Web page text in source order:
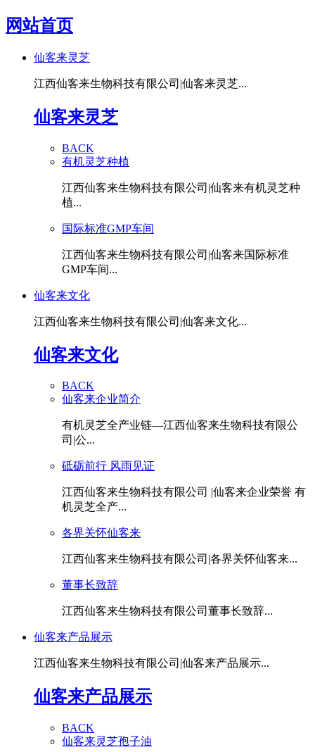
网站首页
仙客来灵芝
江西仙客来生物科技有限公司|仙客来灵芝...
仙客来灵芝
BACK
有机灵芝种植
江西仙客来生物科技有限公司|仙客来有机灵芝种
植...
国际标准GMP车间
江西仙客来生物科技有限公司|仙客来国际标准
GMP车间...
仙客来文化
江西仙客来生物科技有限公司|仙客来文化...
仙客来文化
BACK
仙客来企业简介
有机灵芝全产业链—江西仙客来生物科技有限公
司|公...
砥砺前行 风雨见证
江西仙客来生物科技有限公司 |仙客来企业荣誉 有
机灵芝全产...
各界关怀仙客来
江西仙客来生物科技有限公司|各界关怀仙客来...
董事长致辞
江西仙客来生物科技有限公司董事长致辞...
仙客来产品展示
江西仙客来生物科技有限公司|仙客来产品展示...
仙客来产品展示
BACK
仙客来灵芝孢子油